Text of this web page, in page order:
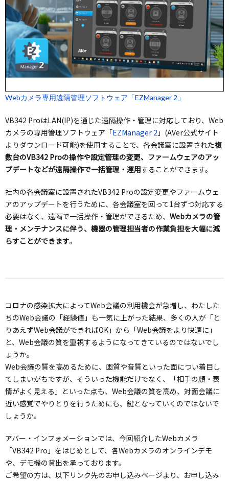
Webカメラ専用遠隔管理ソフトウェア「EZManager 2」
VB342 ProはLAN(IP)を通じた遠隔操作・管理に対応しており、Web
カメラの専用管理ソフトウェア「EZManager 2 」(AVer公式サイト
よりダウンロード可能)を使用することで、各会議室に設置された複
数台のVB342 Proの操作や設定管理の変更、ファームウェアのアッ
プデートなどが遠隔操作で一括管理・運用することができます。
社内の各会議室に設置されたVB342 Proの設定変更やファームウェ
アのアップデートを行うために、各会議室を回って1台ずつ対応する
必要はなく、遠隔で一括操作・管理ができるため、 Webカメラの管
理・メンテナンスに伴う、機器の管理担当者の作業負担を大幅に減
らすことができます。
コロナの感染拡大によってWeb会議の利用機会が急増し、わたした
ちのWeb会議の「経験値」も一気に上がった結果、多くの人が「と
りあえずWeb会議ができればOK」から「Web会議をより快適に」
と、Web会議の質を重視するようになってきているのではないでし
ょうか。
Web会議の質を高めるために、画質や音質といった面につい着目し
てしまいがちですが、そういった機能だけでなく、「相手の顔・表
情がよく見える」といった点も、Web会議の質を高め、対面会議に
近い感覚でやりとりを行うためにも、鍵となっていくのではないで
しょうか。
アバー・インフォメーションでは、今回紹介したWebカメラ
「VB342 Pro」をはじめとして、各Webカメラのオンラインデモ
や、デモ機の貸出を承っております。
ご希望の方は、以下リンク先のお申し込みページより、お申し込み